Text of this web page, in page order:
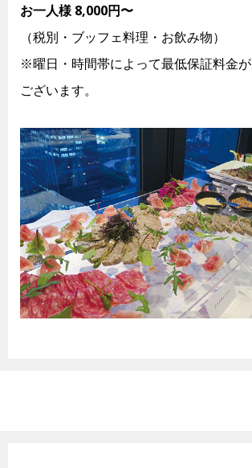
お一人様 8,000円〜
（税別・ブッフェ料理・お飲み物）
※曜日・時間帯によって最低保証料金が
ございます。